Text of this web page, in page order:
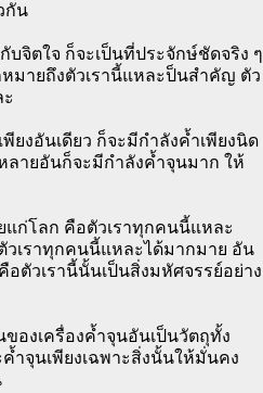
กัน
จิตใจ ก็จะเป็นที่ประจักษ์ชัดจริง ๆ
มายถึงตัวเรานี้แหละป็นสำคัญ ตัว
ยงอันเดียว ก็จะมีกำลังค้ำเพียงนิด
ลายอันก็จะมีกำลังค้ำจุนมาก ให้
แก่โลก คือตัวเราทุกคนนี้แหละ
วเราทุกคนนี้แหละได้มากมาย อัน
ตัวเรานี้นั้นเป็นสิ่งมหัศจรรย์อย่าง
องเครื่องค้ำจุนอันเป็นวัตถุทั้ง
ำจุนเพียงเฉพาะสิ่งนั้นให้มั่นคง